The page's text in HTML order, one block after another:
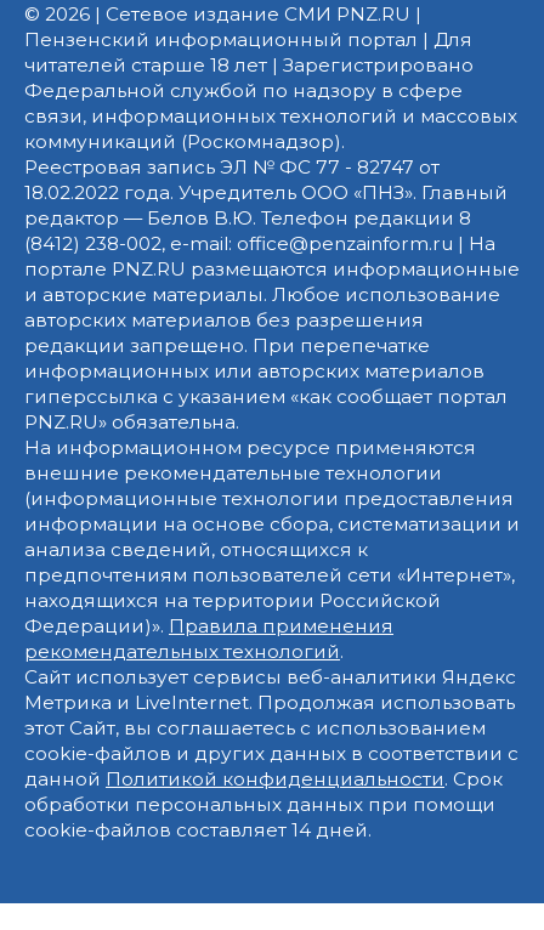
© 2026 | Сетевое издание СМИ PNZ.RU |
Пензенский информационный портал | Для
читателей старше 18 лет | Зарегистрировано
Федеральной службой по надзору в сфере
связи, информационных технологий и массовых
коммуникаций (Роскомнадзор).
Реестровая запись ЭЛ № ФС 77 - 82747 от
18.02.2022 года. Учредитель ООО «ПНЗ». Главный
редактор — Белов В.Ю. Телефон редакции 8
(8412) 238-002, e-mail: office@penzainform.ru | На
портале PNZ.RU размещаются информационные
и авторские материалы. Любое использование
авторских материалов без разрешения
редакции запрещено. При перепечатке
информационных или авторских материалов
гиперссылка с указанием «как сообщает портал
PNZ.RU» обязательна.
На информационном ресурсе применяются
внешние рекомендательные технологии
(информационные технологии предоставления
информации на основе сбора, систематизации и
анализа сведений, относящихся к
предпочтениям пользователей сети «Интернет»,
находящихся на территории Российской
Федерации)». Правила применения
рекомендательных технологий.
Сайт использует сервисы веб-аналитики Яндекс
Метрика и LiveInternet. Продолжая использовать
этот Сайт, вы соглашаетесь с использованием
cookie-файлов и других данных в соответствии с
данной Политикой конфиденциальности. Срок
обработки персональных данных при помощи
cookie-файлов составляет 14 дней.